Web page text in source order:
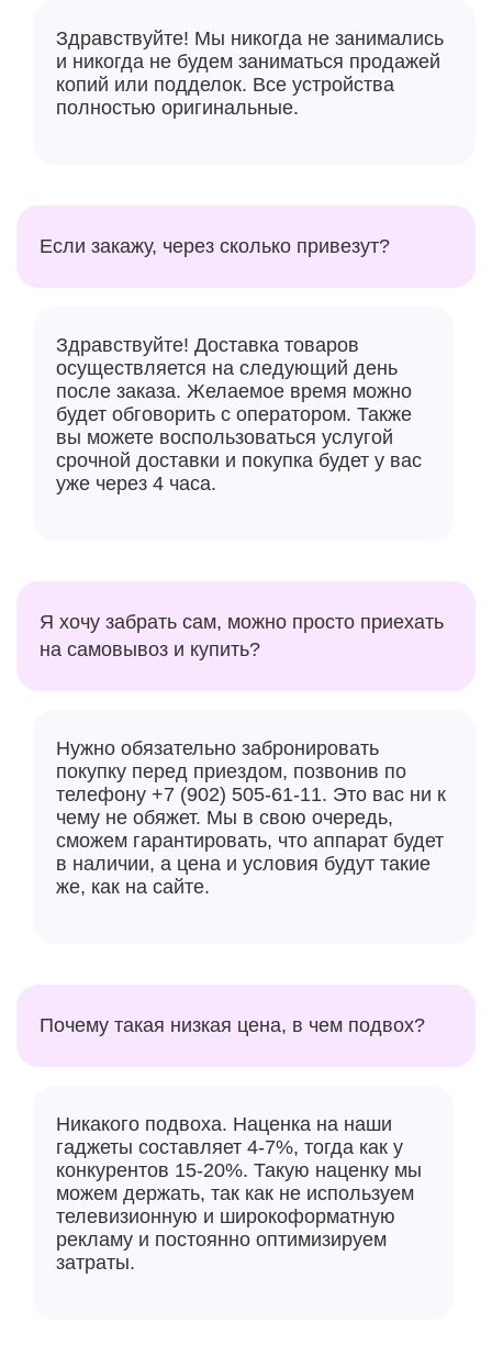
удовлетворить потребности даже самых
требовательных пользователей. Не упустите шанс
приобрести этот планшет и улучшить свой опыт
Здравствуйте! Мы никогда не занимались
и никогда не будем заниматься продажей
копий или подделок. Все устройства
полностью оригинальные.
Если закажу, через сколько привезут?
Здравствуйте! Доставка товаров
осуществляется на следующий день
после заказа. Желаемое время можно
будет обговорить с оператором. Также
вы можете воспользоваться услугой
срочной доставки и покупка будет у вас
уже через 4 часа.
Я хочу забрать сам, можно просто приехать
на самовывоз и купить?
Нужно обязательно забронировать
покупку перед приездом, позвонив по
телефону +7 (902) 505-61-11. Это вас ни к
чему не обяжет. Мы в свою очередь,
сможем гарантировать, что аппарат будет
в наличии, а цена и условия будут такие
же, как на сайте.
Почему такая низкая цена, в чем подвох?
Никакого подвоха. Наценка на наши
гаджеты составляет 4-7%, тогда как у
конкурентов 15-20%. Такую наценку мы
можем держать, так как не используем
телевизионную и широкоформатную
рекламу и постоянно оптимизируем
затраты.